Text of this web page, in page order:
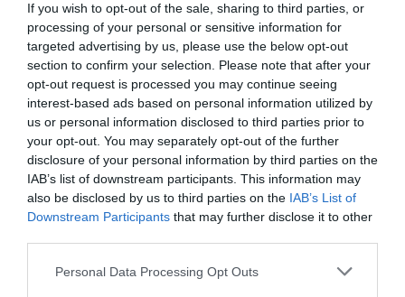
If you wish to opt-out of the sale, sharing to third parties, or
processing of your personal or sensitive information for
targeted advertising by us, please use the below opt-out
section to confirm your selection. Please note that after your
opt-out request is processed you may continue seeing
interest-based ads based on personal information utilized by
us or personal information disclosed to third parties prior to
your opt-out. You may separately opt-out of the further
disclosure of your personal information by third parties on the
IAB’s list of downstream participants. This information may
also be disclosed by us to third parties on the IAB’s List of
Downstream Participants that may further disclose it to other
Personal Data Processing Opt Outs
λύσεων της Freshworks
στην Ελληνική αγορά και
δικαιώνει το τίτλο της ως Freshworks Silver
Partner.
Με αφορμή την κατάκτηση της 3ης θέσης από
τηνRDC Informatics, στον εν λόγω διαγωνισμό, η
Sohila Talapady, Freshworks Channel &
Partnership Manager για τη κεντρική και
ανατολική Ευρώπη δήλωσε
χαρακτηριστικά:«Είμαι ιδιαίτερα χαρούμενη να
σας μεταβιβάσω τα εγκάρδια συγχαρητήριά μου,